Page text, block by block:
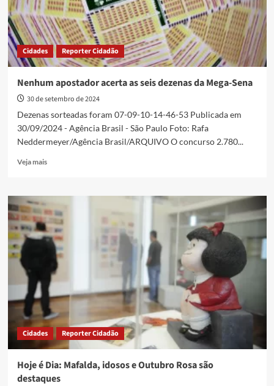
presidente
Claudia
Sheinbaum
Cidades Reporter Cidadão
Nenhum apostador acerta as seis dezenas da Mega-Sena
30 de setembro de 2024
Dezenas sorteadas foram 07-09-10-14-46-53 Publicada em
30/09/2024 - Agência Brasil - São Paulo Foto: Rafa
Neddermeyer/Agência Brasil/ARQUIVO O concurso 2.780...
Veja maisRead
Nenhum
apostador
acerta
as
seis
dezenas
Mega-
Sena
Cidades Reporter Cidadão
Hoje é Dia: Mafalda, idosos e Outubro Rosa são
destaques